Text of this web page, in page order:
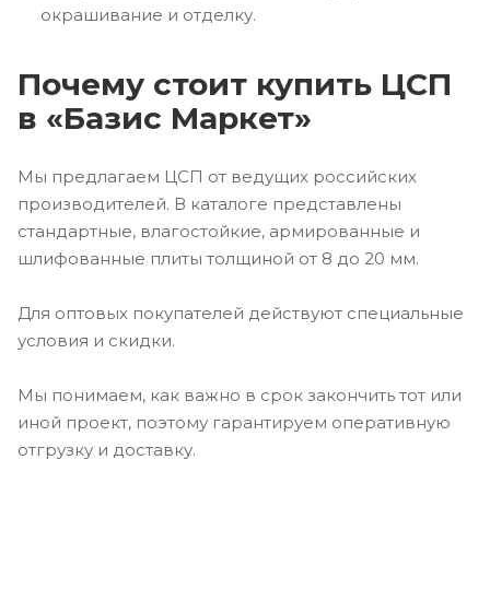
окрашивание и отделку.
Почему стоит купить ЦСП
в «Базис Маркет»
Мы предлагаем ЦСП от ведущих российских
производителей. В каталоге представлены
стандартные, влагостойкие, армированные и
шлифованные плиты толщиной от 8 до 20 мм.
Для оптовых покупателей действуют специальные
условия и скидки.
Мы понимаем, как важно в срок закончить тот или
иной проект, поэтому гарантируем оперативную
отгрузку и доставку.